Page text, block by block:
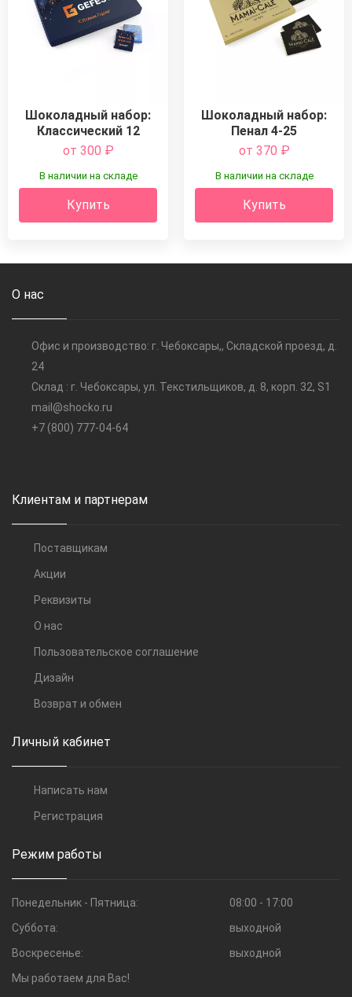
Шоколадный набор:
Классический 12
от 300 ₽
В наличии на складе
Купить
Шоколадный набор:
Пенал 4-25
от 370 ₽
В наличии на складе
Купить
О нас
Офис и производство: г. Чебоксары,, Складской проезд, д.
24
Склад : г. Чебоксары, ул. Текстильщиков, д. 8, корп. 32, S1
mail@shocko.ru
+7 (800) 777-04-64
Клиентам и партнерам
Поставщикам
Акции
Реквизиты
О нас
Пользовательское соглашение
Дизайн
Возврат и обмен
Личный кабинет
Написать нам
Регистрация
Режим работы
Понедельник - Пятница:
08:00 - 17:00
Суббота:
выходной
Воскресенье:
выходной
Мы работаем для Вас!